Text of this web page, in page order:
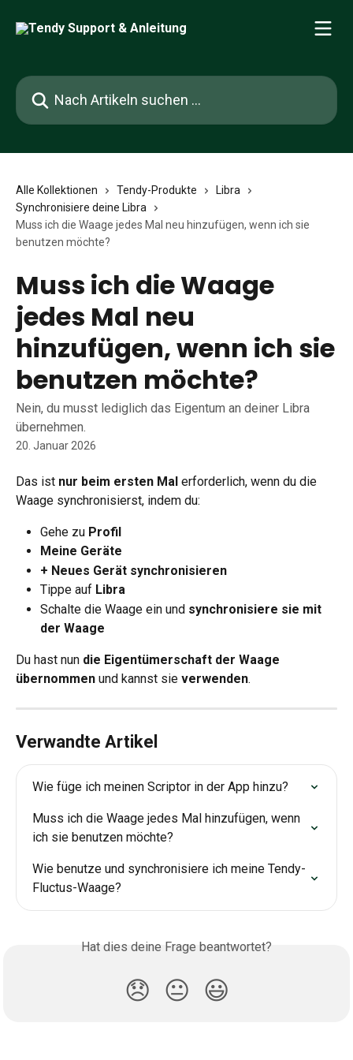
Nach Artikeln suchen …
Alle Kollektionen Tendy-Produkte
Libra
Synchronisiere deine Libra
Muss ich die Waage jedes Mal neu hinzufügen, wenn ich sie
benutzen möchte?
Muss ich die Waage
jedes Mal neu
hinzufügen, wenn ich sie
benutzen möchte?
Nein, du musst lediglich das Eigentum an deiner Libra
übernehmen.
20. Januar 2026
Das ist nur beim ersten Mal erforderlich, wenn du die
Waage synchronisierst, indem du:
Gehe zu Profil
Meine Geräte
+ Neues Gerät synchronisieren
Tippe auf Libra
Schalte die Waage ein und synchronisiere sie mit
der Waage
Du hast nun die Eigentümerschaft der Waage
übernommen und kannst sie verwenden.
Verwandte Artikel
Wie füge ich meinen Scriptor in der App hinzu?
Muss ich die Waage jedes Mal hinzufügen, wenn
ich sie benutzen möchte?
Wie benutze und synchronisiere ich meine Tendy-
Fluctus-Waage?
Hat dies deine Frage beantwortet?
😞 😐 😃